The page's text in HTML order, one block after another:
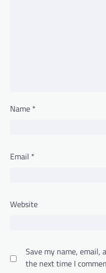
Name *
Email *
Website
Save my name, email,
the next time I